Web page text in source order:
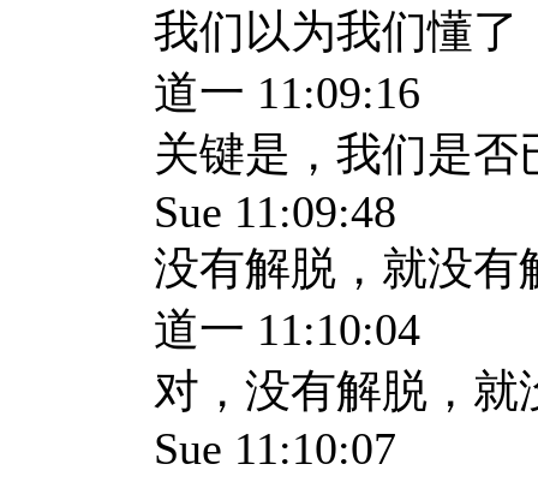
我们以为我们懂了
道一 11:09:16
关键是，我们是否
Sue 11:09:48
没有解脱，就没有
道一 11:10:04
对，没有解脱，就
Sue 11:10:07